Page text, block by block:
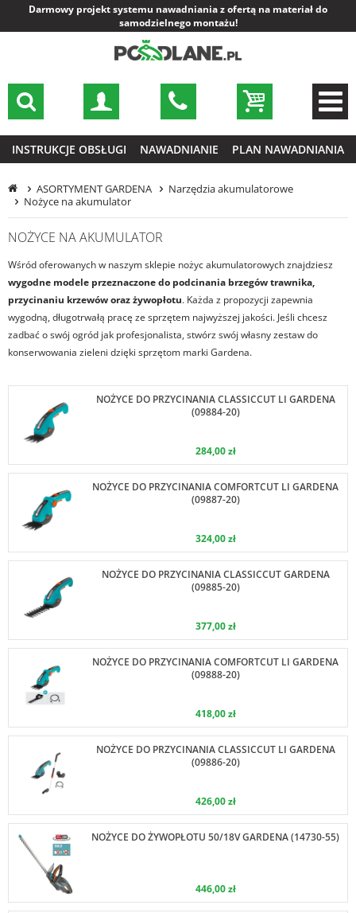
Darmowy projekt systemu nawadniania z ofertą na materiał do
samodzielnego montażu!
INSTRUKCJE OBSŁUGI NAWADNIANIE PLAN NAWADNIANIA
ASORTYMENT GARDENA
Narzędzia akumulatorowe
Nożyce na akumulator
NOŻYCE NA AKUMULATOR
Wśród oferowanych w naszym sklepie nożyc akumulatorowych znajdziesz
wygodne modele przeznaczone do podcinania brzegów trawnika,
przycinaniu krzewów oraz żywopłotu. Każda z propozycji zapewnia
wygodną, długotrwałą pracę ze sprzętem najwyższej jakości. Jeśli chcesz
zadbać o swój ogród jak profesjonalista, stwórz swój własny zestaw do
konserwowania zieleni dzięki sprzętom marki Gardena.
NOŻYCE DO PRZYCINANIA CLASSICCUT LI GARDENA
(09884-20)
284,00 zł
NOŻYCE DO PRZYCINANIA COMFORTCUT LI GARDENA
(09887-20)
324,00 zł
NOŻYCE DO PRZYCINANIA CLASSICCUT GARDENA
(09885-20)
377,00 zł
NOŻYCE DO PRZYCINANIA COMFORTCUT LI GARDENA
(09888-20)
418,00 zł
NOŻYCE DO PRZYCINANIA CLASSICCUT LI GARDENA
(09886-20)
426,00 zł
NOŻYCE DO ŻYWOPŁOTU 50/18V GARDENA (14730-55)
446,00 zł